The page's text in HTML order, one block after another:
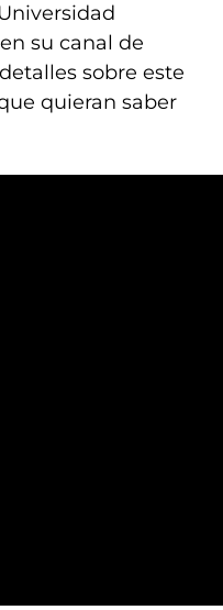
su canal de
sobre este
quieran saber